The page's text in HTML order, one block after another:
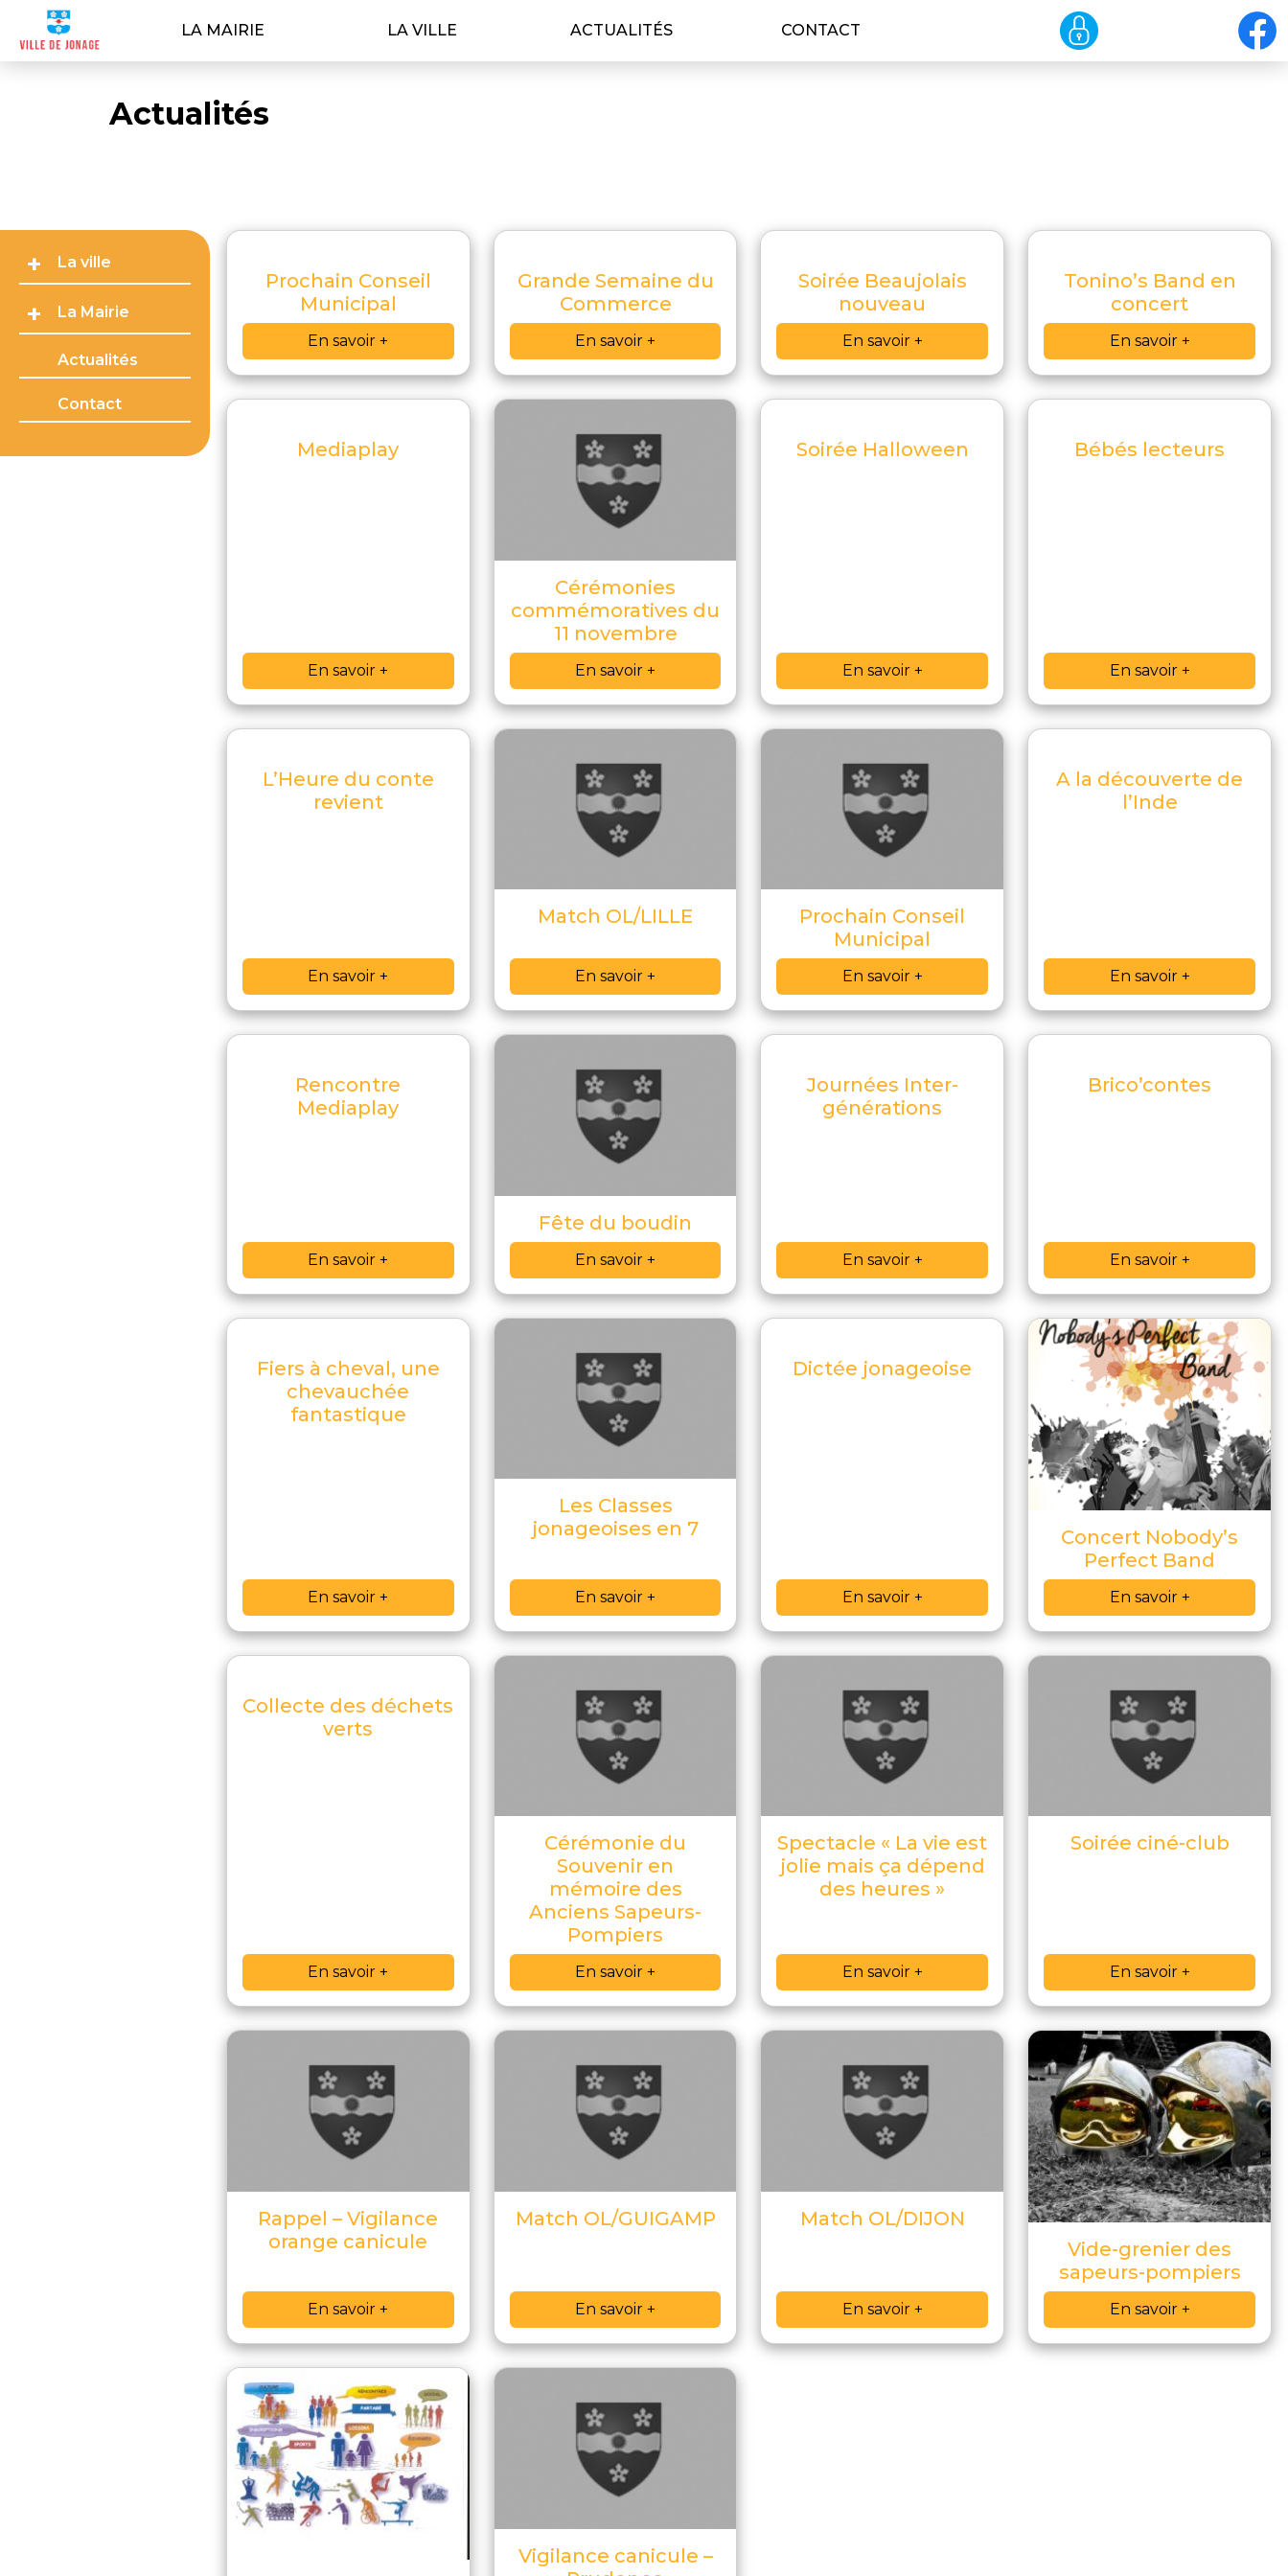
LA MAIRIE LA VILLE ACTUALITÉS CONTACT
Actualités
La ville
La Mairie
Actualités
Contact
Prochain Conseil
Municipal
En savoir +
Grande Semaine du
Commerce
En savoir +
Soirée Beaujolais
nouveau
En savoir +
Tonino’s Band en
concert
En savoir +
Mediaplay
En savoir +
Cérémonies
commémoratives du
11 novembre
En savoir +
Soirée Halloween
En savoir +
Bébés lecteurs
En savoir +
L’Heure du conte
revient
En savoir +
Match OL/LILLE
En savoir +
Prochain Conseil
Municipal
En savoir +
A la découverte de
l’Inde
En savoir +
Rencontre
Mediaplay
En savoir +
Fête du boudin
En savoir +
Journées Inter-
générations
En savoir +
Brico’contes
En savoir +
Fiers à cheval, une
chevauchée
fantastique
En savoir +
Les Classes
jonageoises en 7
En savoir +
Dictée jonageoise
En savoir +
Concert Nobody’s
Perfect Band
En savoir +
Collecte des déchets
verts
En savoir +
Cérémonie du
Souvenir en
mémoire des
Anciens Sapeurs-
Pompiers
En savoir +
Spectacle « La vie est
jolie mais ça dépend
des heures »
En savoir +
Soirée ciné-club
En savoir +
Rappel – Vigilance
orange canicule
En savoir +
Match OL/GUIGAMP
En savoir +
Match OL/DIJON
En savoir +
Vide-grenier des
sapeurs-pompiers
En savoir +
Vigilance canicule –